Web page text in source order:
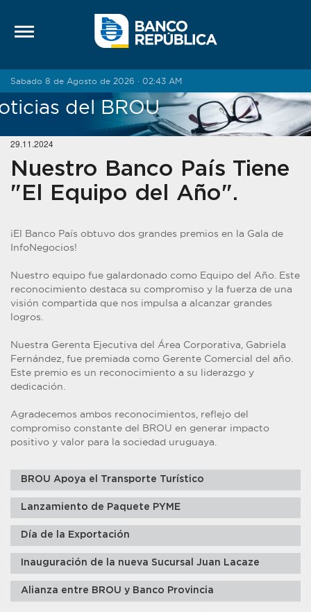
Sabado 8 de Agosto de 2026 · 02:43 AM
del BROU
29.11.2024
Nuestro Banco País Tiene
"El Equipo del Año".
¡El Banco País obtuvo dos grandes premios en la Gala de
InfoNegocios!
Nuestro equipo fue galardonado como Equipo del Año. Este
reconocimiento destaca su compromiso y la fuerza de una
visión compartida que nos impulsa a alcanzar grandes
logros.
Nuestra Gerenta Ejecutiva del Área Corporativa, Gabriela
Fernández, fue premiada como Gerente Comercial del año.
Este premio es un reconocimiento a su liderazgo y
dedicación.
Agradecemos ambos reconocimientos, reflejo del
compromiso constante del BROU en generar impacto
positivo y valor para la sociedad uruguaya.
BROU Apoya el Transporte Turístico
Lanzamiento de Paquete PYME
Día de la Exportación
Inauguración de la nueva Sucursal Juan Lacaze
Alianza entre BROU y Banco Provincia